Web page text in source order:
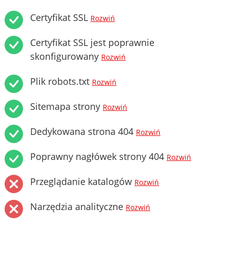
Certyfikat SSL Rozwiń
Certyfikat SSL jest poprawnie
skonfigurowany Rozwiń
Plik robots.txt Rozwiń
Sitemapa strony Rozwiń
Dedykowana strona 404 Rozwiń
Poprawny nagłówek strony 404 Rozwiń
Przeglądanie katalogów Rozwiń
Narzędzia analityczne Rozwiń